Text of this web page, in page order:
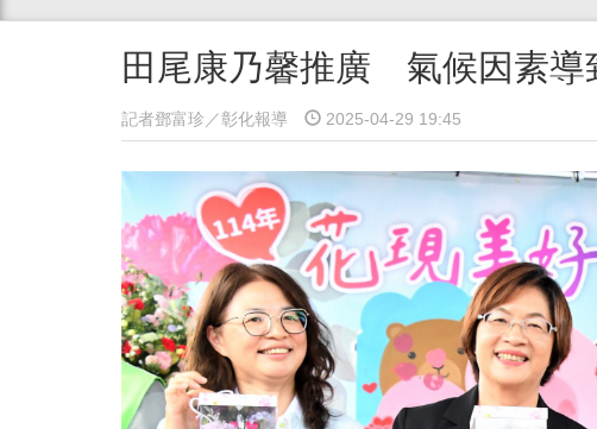
田尾康乃馨推廣 氣候因素導
記者鄧富珍／彰化報導 2025-04-29 19:45